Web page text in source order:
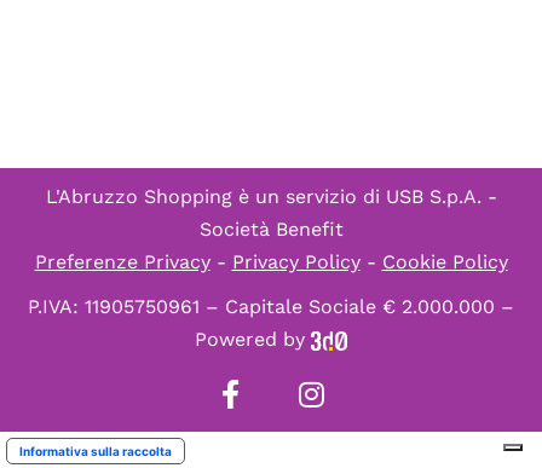
L'Abruzzo Shopping è un servizio di USB S.p.A. -
Società Benefit
Preferenze Privacy- Privacy Policy- Cookie Policy
P.IVA: 11905750961 – Capitale Sociale € 2.000.000 –
Powered by
Informativa sulla raccolta